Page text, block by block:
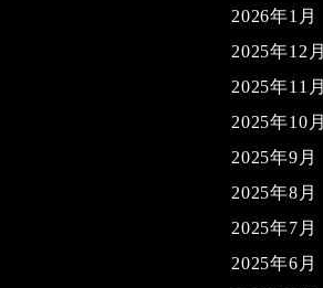
2026年1月
2025年12月
2025年11月
2025年10月
2025年9月
2025年8月
2025年7月
2025年6月